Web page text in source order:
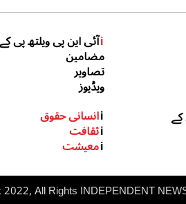
کے
iآئی این پی ویلتھ پی کے
مضامین
تصاویر
ویڈیوز
iانسانی حقوق
iثقافت
iمعیشت
INDEPENDENT